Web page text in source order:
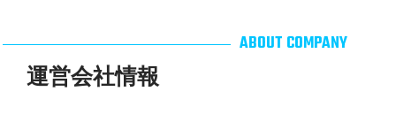
ABOUT COMPANY
運営会社情報